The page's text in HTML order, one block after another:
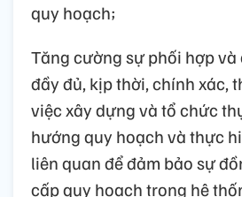
quy hoạch;
Tăng cường sự phối hợp
đầy đủ, kịp thời, chính xác,
việc xây dựng và tổ chức
hướng quy hoạch và thực
liên quan để đảm bảo sự
cấp quy hoạch trong hệ